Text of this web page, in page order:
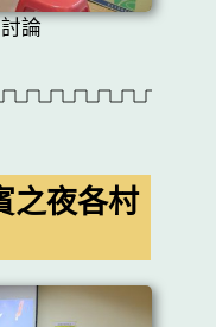
論
之夜各村